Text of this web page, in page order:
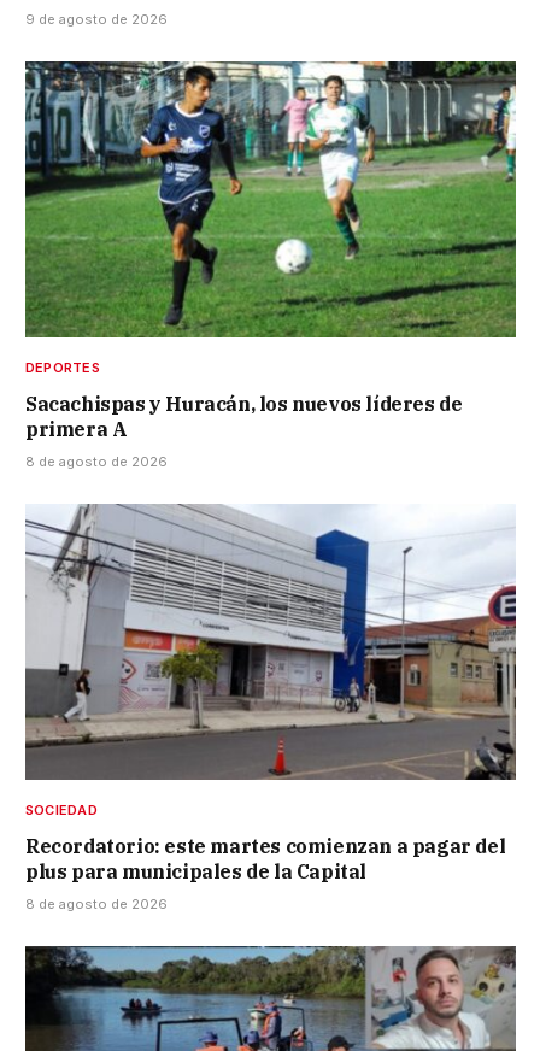
9 de agosto de 2026
DEPORTES
Sacachispas y Huracán, los nuevos líderes de
primera A
8 de agosto de 2026
SOCIEDAD
Recordatorio: este martes comienzan a pagar del
plus para municipales de la Capital
8 de agosto de 2026